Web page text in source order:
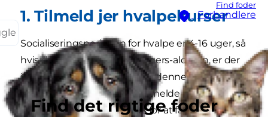
Find foder
Forhandlere
Find det rigtige foder
1. Tilmeld jer hvalpekurser
Socialiseringsperioden for hvalpe er 4-16 uger, så
hvis du får din hvalp i otte ugers-alderen, er der
ikke meget tid til at udnytte denne vigtige
udviklingsfase. Overvej at tilmelde jer et
professionelt hvalpekursus for at få mest muligt